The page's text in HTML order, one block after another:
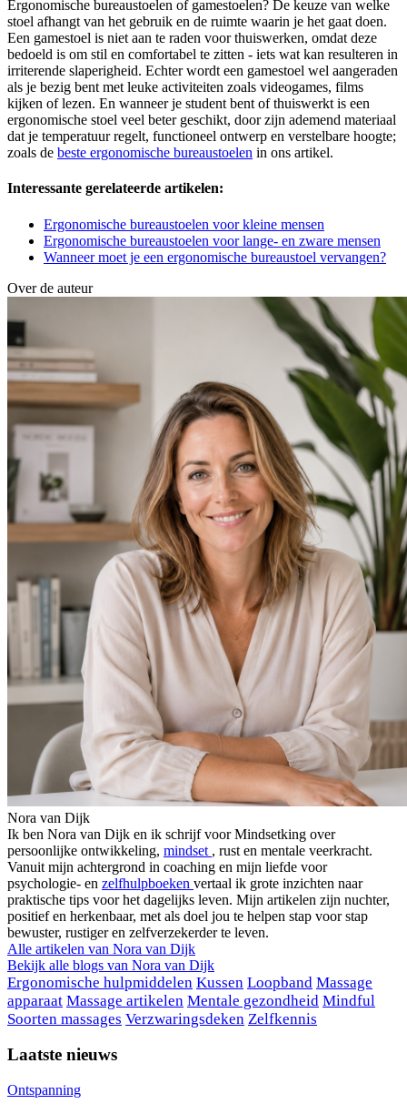
Ergonomische bureaustoelen of gamestoelen? De keuze van welke
stoel afhangt van het gebruik en de ruimte waarin je het gaat doen.
Een gamestoel is niet aan te raden voor thuiswerken, omdat deze
bedoeld is om stil en comfortabel te zitten - iets wat kan resulteren in
irriterende slaperigheid. Echter wordt een gamestoel wel aangeraden
als je bezig bent met leuke activiteiten zoals videogames, films
kijken of lezen. En wanneer je student bent of thuiswerkt is een
ergonomische stoel veel beter geschikt, door zijn ademend materiaal
dat je temperatuur regelt, functioneel ontwerp en verstelbare hoogte;
zoals de beste ergonomische bureaustoelen in ons artikel.
Interessante gerelateerde artikelen:
Ergonomische bureaustoelen voor kleine mensen
Ergonomische bureaustoelen voor lange- en zware mensen
Wanneer moet je een ergonomische bureaustoel vervangen?
Over de auteur
Nora van Dijk
Ik ben Nora van Dijk en ik schrijf voor Mindsetking over
persoonlijke ontwikkeling, mindset , rust en mentale veerkracht.
Vanuit mijn achtergrond in coaching en mijn liefde voor
psychologie- en zelfhulpboeken vertaal ik grote inzichten naar
praktische tips voor het dagelijks leven. Mijn artikelen zijn nuchter,
positief en herkenbaar, met als doel jou te helpen stap voor stap
bewuster, rustiger en zelfverzekerder te leven.
Alle artikelen van Nora van Dijk
Bekijk alle blogs van Nora van Dijk
Ergonomische hulpmiddelen Kussen Loopband Massage
apparaat Massage artikelen Mentale gezondheid Mindful
Soorten massages Verzwaringsdeken Zelfkennis
Laatste nieuws
Ontspanning